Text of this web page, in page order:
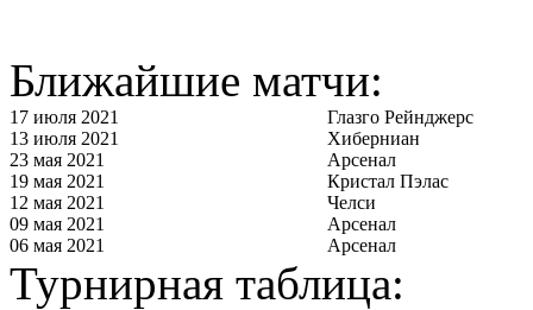
Ближайшие матчи:
17 июля 2021
Глазго Рейнджерс
13 июля 2021
Хиберниан
23 мая 2021
Арсенал
19 мая 2021
Кристал Пэлас
12 мая 2021
Челси
09 мая 2021
Арсенал
06 мая 2021
Арсенал
Турнирная таблица: